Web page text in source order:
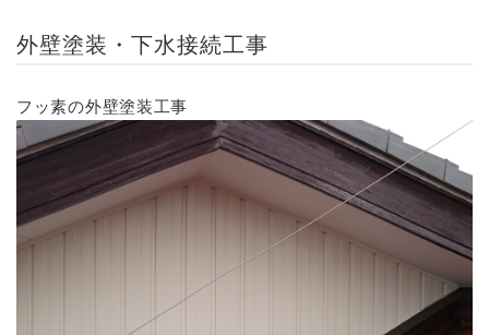
外壁塗装・下水接続工事
フッ素の外壁塗装工事